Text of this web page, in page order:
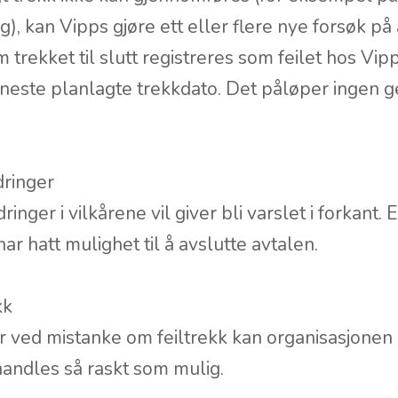
kan Vipps gjøre ett eller flere nye forsøk på
trekket til slutt registreres som feilet hos
planlagte trekkdato. Det påløper ingen
i vilkårene vil giver bli varslet i forkant.
hatt mulighet til å avslutte avtalen.
mistanke om feiltrekk kan
så raskt som mulig.